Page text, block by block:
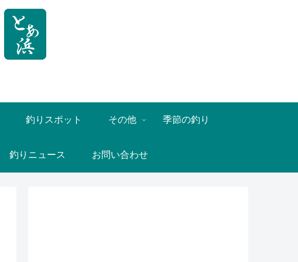
釣りスポット その他 季節の釣り
釣りニュース お問い合わせ